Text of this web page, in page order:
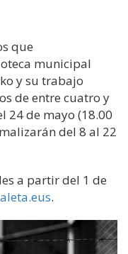
que
municipal
y su trabajo
de entre cuatro y
24 de mayo (18.00
del 8 al 22
a partir del 1 de
.